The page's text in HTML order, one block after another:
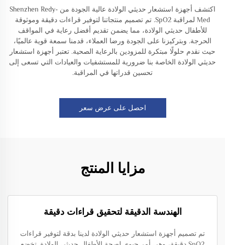
اكتشف أجهزة استشعار حديثي الولادة عالية الجودة من Shenzhen Redy-
Med لمراقبة SpO2. تم تصميم منتجاتنا لتوفير قراءات دقيقة وموثوقة
للأطفال حديثي الولادة، مما يضمن تقديم أفضل رعاية في المواقف
الحرجة. وبتركيزنا على الجودة ورضا العملاء، قدمنا سمعة قوية عالميًا،
حيث نقدم حلولًا مبتكرة للمزودين بالرعاية الصحية. تعتبر أجهزة استشعار
حديثي الولادة الخاصة بنا ضرورية للمستشفيات والعيادات التي تسعى إلى
تحسين قدراتها في المراقبة.
احصل على عرض سعر
مزايا المنتج
الهندسة الدقيقة لتحقيق قراءات دقيقة
تم تصميم أجهزة استشعار حديثي الولادة لدينا بدقة لتوفير قراءات